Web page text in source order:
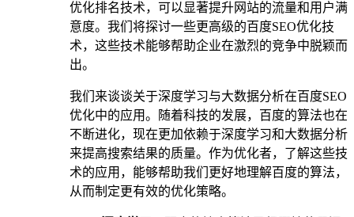
优化排名技术，可以显著提升网站的流量和用户满
意度。我们将探讨一些更高级的百度SEO优化技
术，这些技术能够帮助企业在激烈的竞争中脱颖而
出。
我们来谈谈关于深度学习与大数据分析在百度SEO
优化中的应用。随着科技的发展，百度的算法也在
不断进化，现在更加依赖于深度学习和大数据分析
来提高搜索结果的质量。作为优化者，了解这些技
术的应用，能够帮助我们更好地理解百度的算法，
从而制定更有效的优化策略。